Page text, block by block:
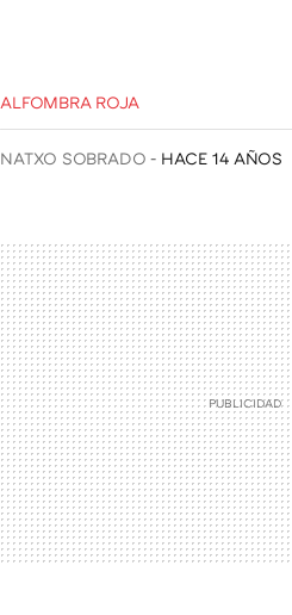
ALFOMBRA ROJA
NATXO SOBRADO HACE 14 AÑOS